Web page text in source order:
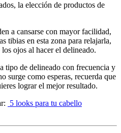
la elección de productos de
a cansarse con mayor facilidad,
tibias en esta zona para relajarla,
ojos al hacer el delineado.
tipo de delineado con frecuencia y
surge como esperas, recuerda que
lograr el mejor resultado.
5 looks para tu cabello